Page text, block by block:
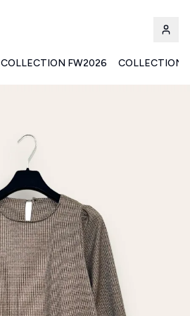
COLLECTION FW2026 COLLECTION